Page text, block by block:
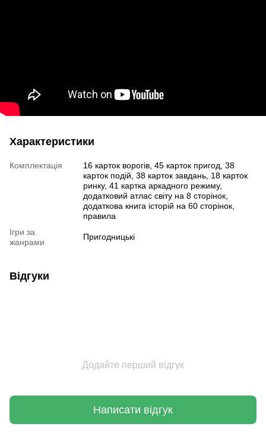
Характеристики
Комплектація
16 карток ворогів, 45 карток пригод, 38
карток подій, 38 карток завдань, 18 карток
ринку, 41 картка аркадного режиму,
додатковий атлас світу на 8 сторінок,
додаткова книга історій на 60 сторінок,
правила
Ігри за
жанрами
Пригодницькі
Відгуки
Додайте перший відгук
Написати відгук